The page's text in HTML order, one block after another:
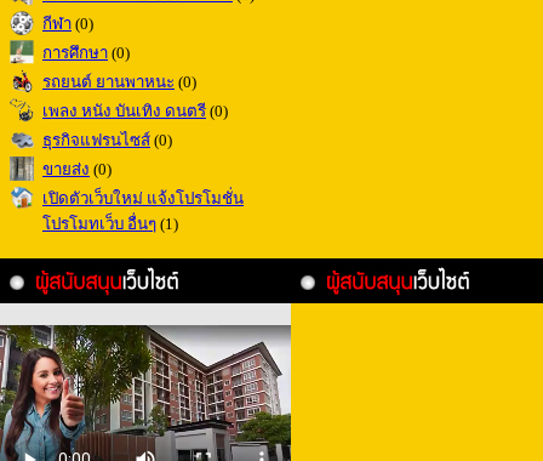
กีฬา (0)
การศึกษา (0)
รถยนต์ ยานพาหนะ (0)
เพลง หนัง บันเทิง ดนตรี (0)
ธุรกิจแฟรนไซส์ (0)
ขายส่ง (0)
เปิดตัวเว็บใหม่ แจ้งโปรโมชั่น
โปรโมทเว็บ อื่นๆ (1)